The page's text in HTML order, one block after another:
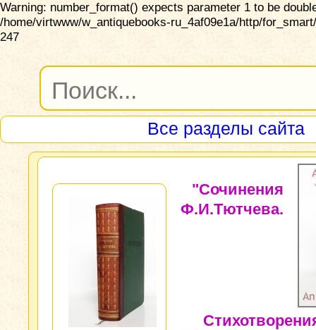
Warning: number_format() expects parameter 1 to be
/home/virtwww/w_antiquebooks-ru_4af09e1a/http/
247
Все разделы сайта
"Сочинения
Ф.И.Тютчева.